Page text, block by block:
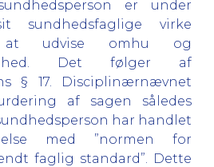
er under
sundhedsfaglige virke
udvise omhu og
Det følger af
§ 17.
Disciplinærnævnet
af sagen således
har handlet
med ”normen for
faglig standard”. Dette